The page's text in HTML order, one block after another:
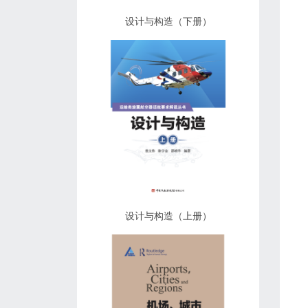
设计与构造（下册）
设计与构造（上册）